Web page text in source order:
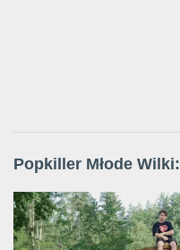
Popkiller Młode Wilki: